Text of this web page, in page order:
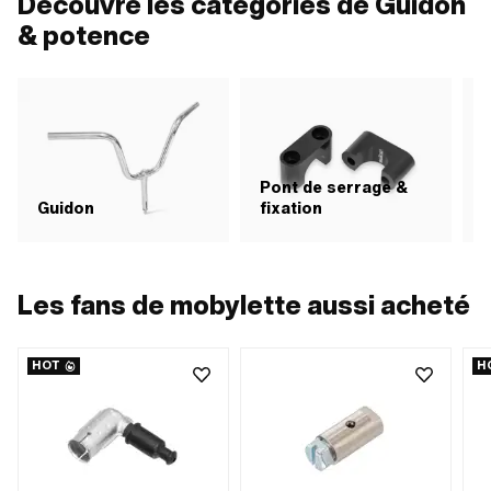
fixation: 2 pcs
& potence
Guidon
Pont de serrage &
fixation
Les fans de mobylette aussi acheté
HOT